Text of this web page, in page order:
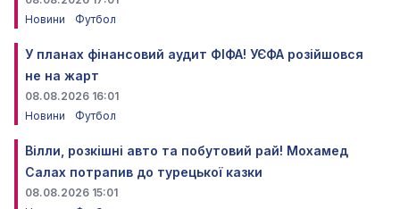
Новини
Футбол
У планах фінансовий аудит ФІФА! УЄФА розійшовся
не на жарт
08.08.2026 16:01
Новини
Футбол
Вілли, розкішні авто та побутовий рай! Мохамед
Салах потрапив до турецької казки
08.08.2026 15:01